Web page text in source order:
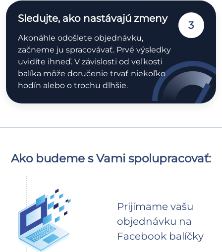
Sledujte, ako nastávajú zmeny
Akonáhle odošlete objednávku,
začneme ju spracovávať. Prvé výsledky
uvidíte ihneď. V závislosti od veľkosti
balíka môže doručenie trvať niekoľko
hodín alebo o trochu dlhšie.
3
Ako budeme s Vami spolupracovať:
Prijímame vašu
objednávku na
Facebook balíčky